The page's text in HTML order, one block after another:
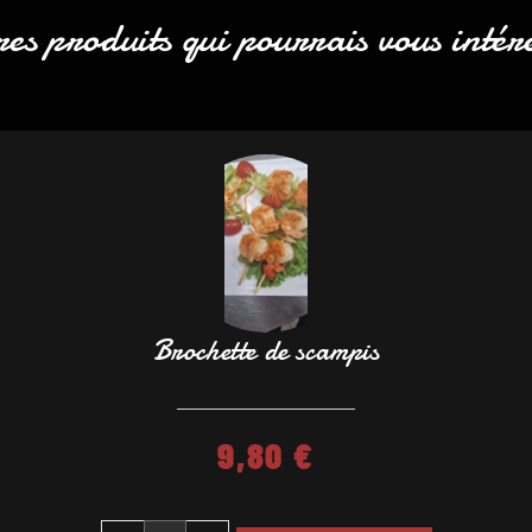
produits qui pourrais vous
Brochette de scampis
9,80€